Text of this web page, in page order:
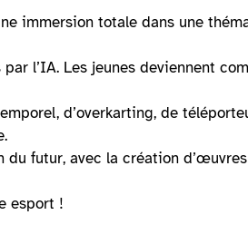
immersion totale dans une
l’IA. Les jeunes deviennent
d’overkarting, de
futur, avec la création
esport !